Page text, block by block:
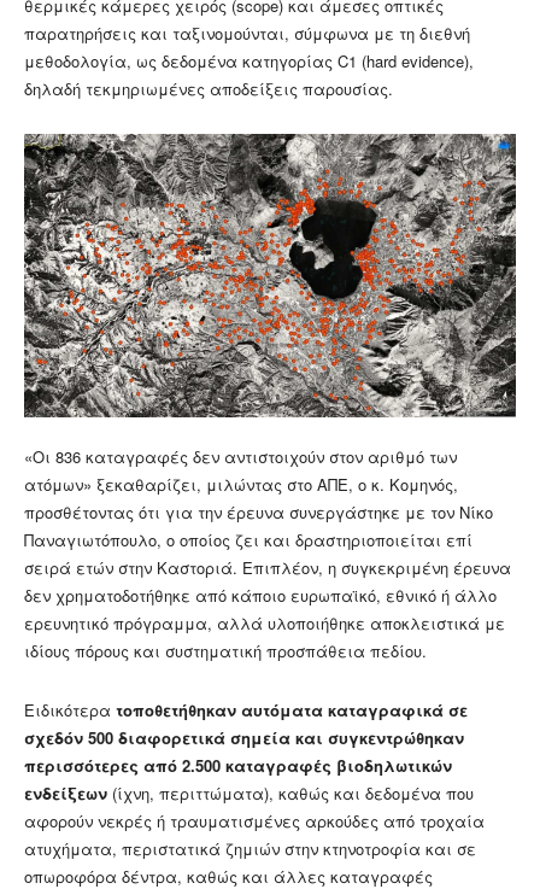
θερμικές κάμερες χειρός (scope) και άμεσες οπτικές
παρατηρήσεις και ταξινομούνται, σύμφωνα με τη διεθνή
μεθοδολογία, ως δεδομένα κατηγορίας C1 (hard evidence),
δηλαδή τεκμηριωμένες αποδείξεις παρουσίας.
«Οι 836 καταγραφές δεν αντιστοιχούν στον αριθμό των
ατόμων» ξεκαθαρίζει, μιλώντας στο ΑΠΕ, ο κ. Κομηνός,
προσθέτοντας ότι για την έρευνα συνεργάστηκε με τον Νίκο
Παναγιωτόπουλο, ο οποίος ζει και δραστηριοποιείται επί
σειρά ετών στην Καστοριά. Επιπλέον, η συγκεκριμένη έρευνα
δεν χρηματοδοτήθηκε από κάποιο ευρωπαϊκό, εθνικό ή άλλο
ερευνητικό πρόγραμμα, αλλά υλοποιήθηκε αποκλειστικά με
ιδίους πόρους και συστηματική προσπάθεια πεδίου.
Ειδικότερα τοποθετήθηκαν αυτόματα καταγραφικά σε
σχεδόν 500 διαφορετικά σημεία και συγκεντρώθηκαν
περισσότερες από 2.500 καταγραφές βιοδηλωτικών
ενδείξεων (ίχνη, περιττώματα), καθώς και δεδομένα που
αφορούν νεκρές ή τραυματισμένες αρκούδες από τροχαία
ατυχήματα, περιστατικά ζημιών στην κτηνοτροφία και σε
οπωροφόρα δέντρα, καθώς και άλλες καταγραφές